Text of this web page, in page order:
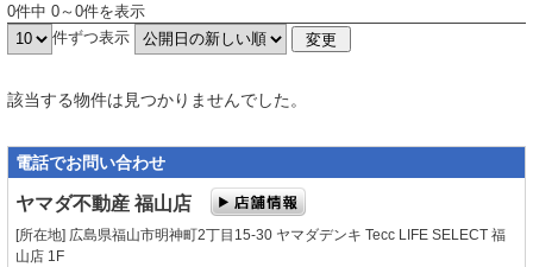
0件中 0～0件を表示
件ずつ表示
該当する物件は見つかりませんでした。
電話でお問い合わせ
ヤマダ不動産 福山店
[所在地] 広島県福山市明神町2丁目15-30 ヤマダデンキ Tecc LIFE SELECT 福
山店 1F